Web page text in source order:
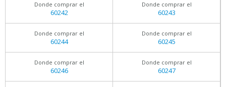
Donde comprar el
60242
Donde comprar el
60243
Donde comprar el
60244
Donde comprar el
60245
Donde comprar el
60246
Donde comprar el
60247